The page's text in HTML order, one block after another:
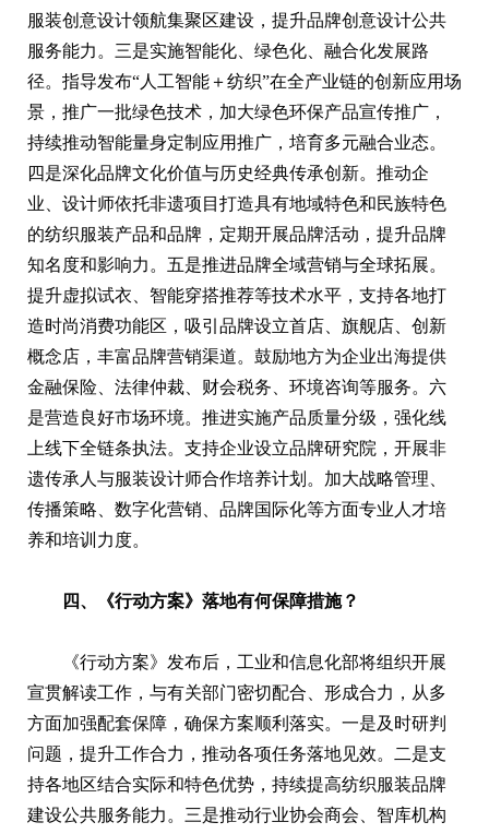
服装创意设计领航集聚区建设，提升品牌创意设计公共
服务能力。三是实施智能化、绿色化、融合化发展路
径。指导发布“人工智能＋纺织”在全产业链的创新应用场
景，推广一批绿色技术，加大绿色环保产品宣传推广，
持续推动智能量身定制应用推广，培育多元融合业态。
四是深化品牌文化价值与历史经典传承创新。推动企
业、设计师依托非遗项目打造具有地域特色和民族特色
的纺织服装产品和品牌，定期开展品牌活动，提升品牌
知名度和影响力。五是推进品牌全域营销与全球拓展。
提升虚拟试衣、智能穿搭推荐等技术水平，支持各地打
造时尚消费功能区，吸引品牌设立首店、旗舰店、创新
概念店，丰富品牌营销渠道。鼓励地方为企业出海提供
金融保险、法律仲裁、财会税务、环境咨询等服务。六
是营造良好市场环境。推进实施产品质量分级，强化线
上线下全链条执法。支持企业设立品牌研究院，开展非
遗传承人与服装设计师合作培养计划。加大战略管理、
传播策略、数字化营销、品牌国际化等方面专业人才培
养和培训力度。
四、《行动方案》落地有何保障措施？
《行动方案》发布后，工业和信息化部将组织开展
宣贯解读工作，与有关部门密切配合、形成合力，从多
方面加强配套保障，确保方案顺利落实。一是及时研判
问题，提升工作合力，推动各项任务落地见效。二是支
持各地区结合实际和特色优势，持续提高纺织服装品牌
建设公共服务能力。三是推动行业协会商会、智库机构